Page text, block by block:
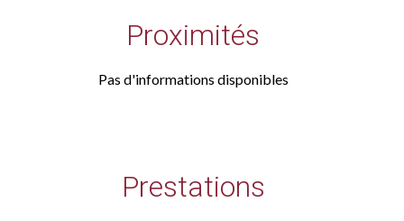
Proximités
Pas d'informations disponibles
Prestations